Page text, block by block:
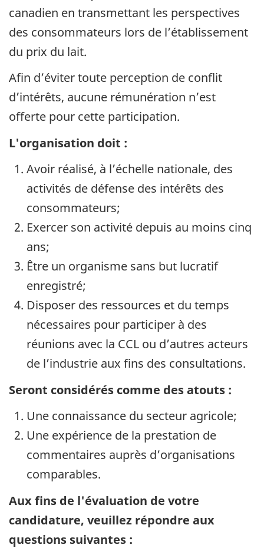
canadien en transmettant les perspectives
des consommateurs lors de l’établissement
du prix du lait.
Afin d’éviter toute perception de conflit
d’intérêts, aucune rémunération n’est
offerte pour cette participation.
L'organisation doit :
Avoir réalisé, à l’échelle nationale, des
activités de défense des intérêts des
consommateurs;
Exercer son activité depuis au moins cinq
ans;
Être un organisme sans but lucratif
enregistré;
Disposer des ressources et du temps
nécessaires pour participer à des
réunions avec la CCL ou d’autres acteurs
de l’industrie aux fins des consultations.
Seront considérés comme des atouts :
Une connaissance du secteur agricole;
Une expérience de la prestation de
commentaires auprès d’organisations
comparables.
Aux fins de l'évaluation de votre
candidature, veuillez répondre aux
questions suivantes :